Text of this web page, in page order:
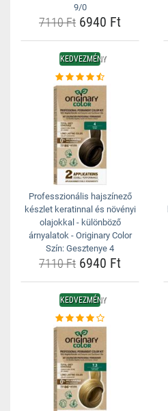
9/0
7110 Ft 6940 Ft
KEDVEZMÉNY
Professzionális hajszínező
készlet keratinnal és növényi
olajokkal - különböző
árnyalatok - Originary Color
Szín: Gesztenye 4
7110 Ft 6940 Ft
KEDVEZMÉNY